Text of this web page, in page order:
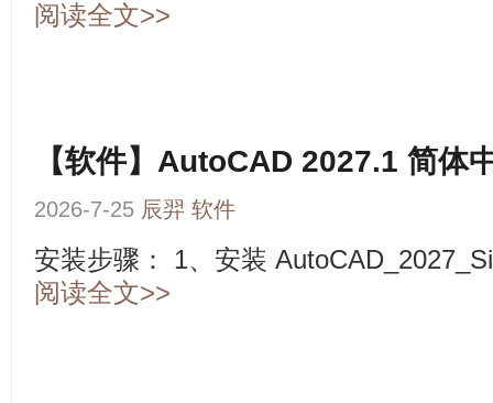
阅读全文>>
【软件】AutoCAD 2027.1 简体
2026-7-25 辰羿 软件
安装步骤： 1、安装
阅读全文>>